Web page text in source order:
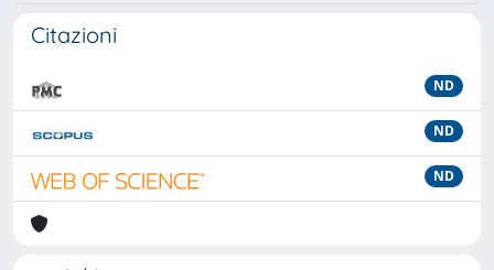
Citazioni
ND
ND
ND